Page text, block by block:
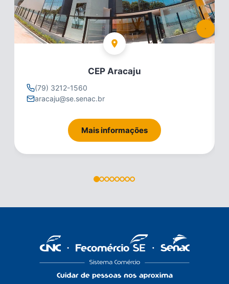
CEP Aracaju
(79) 3212-1560
aracaju@se.senac.br
Mais informações